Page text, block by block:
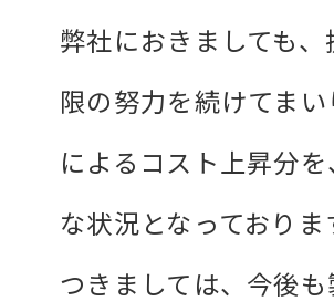
弊社におきましても
限の努力を続けてま
によるコスト上昇分
な状況となっておりま
つきましては、今後